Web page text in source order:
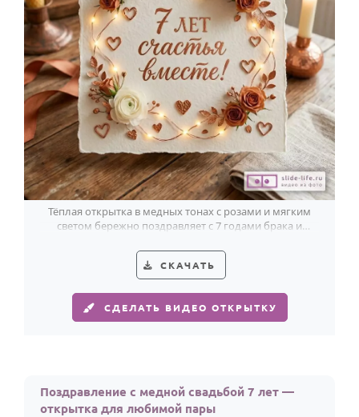
Тёплая открытка в медных тонах с розами и мягким
светом бережно поздравляет с 7 годами брака и
СКАЧАТЬ
СДЕЛАТЬ ВИДЕО ОТКРЫТКУ
Поздравление с медной свадьбой 7 лет —
открытка для любимой пары